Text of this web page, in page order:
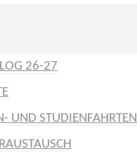
26-27
UND STUDIENFAHRTEN